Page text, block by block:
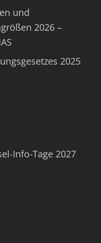
und
2026 –
2025
Info-Tage 2027